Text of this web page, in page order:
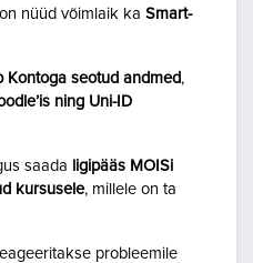
nüüd võimlaik ka Smart-
Kontoga seotud andmed,
ning Uni-ID
saada ligipääs MOISi
kursusele, millele on ta
probleemile